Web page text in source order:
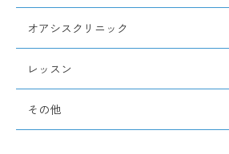
オアシスクリニック
レッスン
その他